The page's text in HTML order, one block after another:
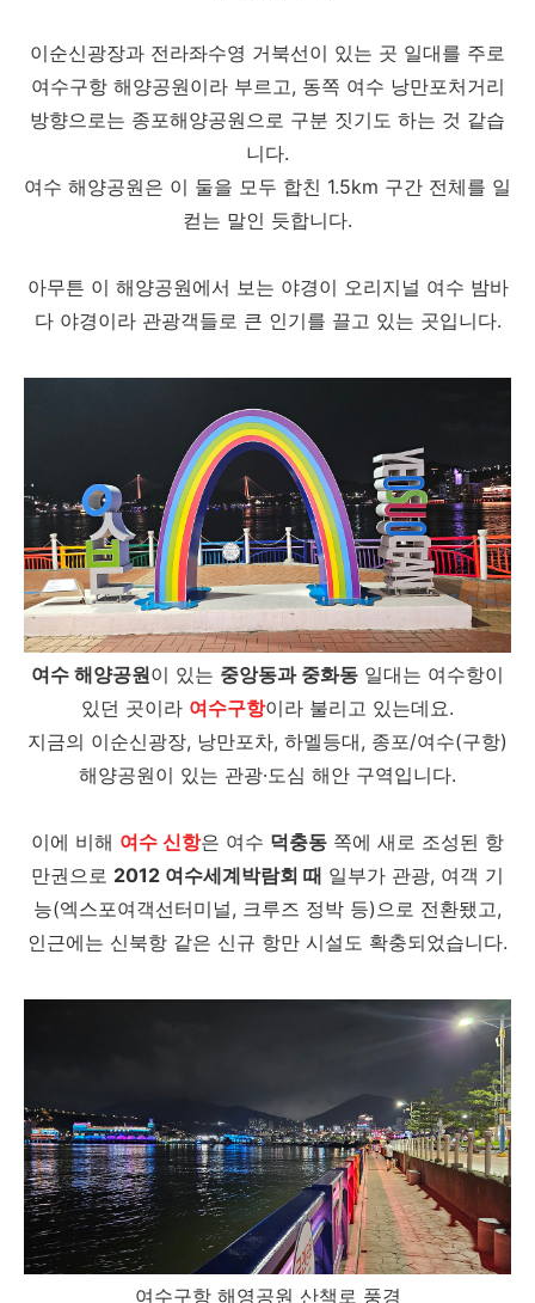
이순신광장과 전라좌수영 거북선이 있는 곳 일대를 주로
여수구항 해양공원이라 부르고, 동쪽 여수 낭만포처거리
방향으로는 종포해양공원으로 구분 짓기도 하는 것 같습
니다.
여수 해양공원은 이 둘을 모두 합친 1.5km 구간 전체를 일
컫는 말인 듯합니다.
아무튼 이 해양공원에서 보는 야경이 오리지널 여수 밤바
다 야경이라 관광객들로 큰 인기를 끌고 있는 곳입니다.
여수 해양공원이 있는 중앙동과 중화동 일대는 여수항이
있던 곳이라 여수구항이라 불리고 있는데요.
지금의 이순신광장, 낭만포차, 하멜등대, 종포/여수(구항)
해양공원이 있는 관광·도심 해안 구역입니다.
이에 비해 여수 신항은 여수 덕충동 쪽에 새로 조성된 항
만권으로 2012 여수세계박람회 때 일부가 관광, 여객 기
능(엑스포여객선터미널, 크루즈 정박 등)으로 전환됐고,
인근에는 신북항 같은 신규 항만 시설도 확충되었습니다.
여수구항 해영공원 산책로 풍경